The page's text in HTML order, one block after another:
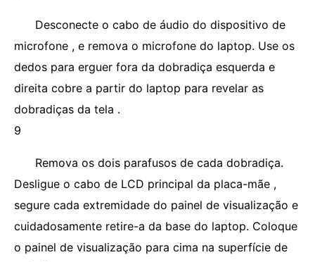
Desconecte o cabo de áudio do dispositivo de
microfone , e remova o microfone do laptop. Use os
dedos para erguer fora da dobradiça esquerda e
direita cobre a partir do laptop para revelar as
dobradiças da tela .
9
Remova os dois parafusos de cada dobradiça.
Desligue o cabo de LCD principal da placa-mãe ,
segure cada extremidade do painel de visualização e
cuidadosamente retire-a da base do laptop. Coloque
o painel de visualização para cima na superfície de